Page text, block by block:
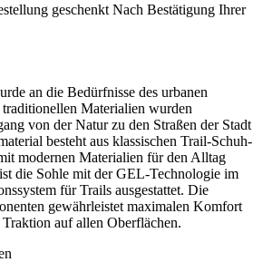
geschenkt Nach Bestätigung Ihrer
an die Bedürfnisse des urbanen
traditionellen Materialien wurden
von der Natur zu den Straßen der Stadt
besteht aus klassischen Trail-Schuh-
modernen Materialien für den Alltag
die Sohle mit der GEL-Technologie im
für Trails ausgestattet. Die
gewährleistet maximalen Komfort
auf allen Oberflächen.